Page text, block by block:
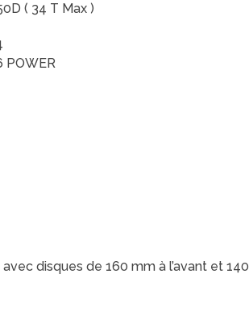
( 34 T Max )
POWER
disques de 160 mm à l’avant et 140